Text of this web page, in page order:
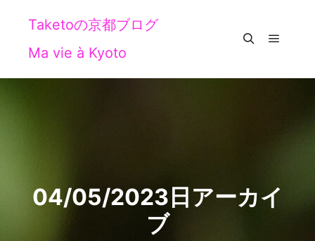
Taketoの京都ブログ
Ma vie à Kyoto
04/05/2023日アーカイ
ブ